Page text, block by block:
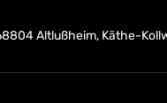
Altlußheim, Käthe-